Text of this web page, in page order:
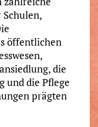
öffentlichen
die
und die Pflege
prägten